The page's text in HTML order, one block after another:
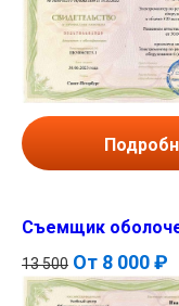
Съемщик
13 500 От 8 000 ₽